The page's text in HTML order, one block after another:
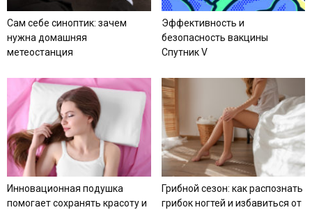
Сам себе синоптик: зачем
нужна домашняя
метеостанция
Эффективность и
безопасность вакцины
Спутник V
Инновационная подушка
помогает сохранять красоту и
Грибной сезон: как распознать
грибок ногтей и избавиться от